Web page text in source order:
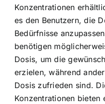
Konzentrationen
es den Benutzern, die
Bedürfnisse
benötigen
Dosis, um die
erzielen, während
Dosis zufrieden sind.
Konzentrationen